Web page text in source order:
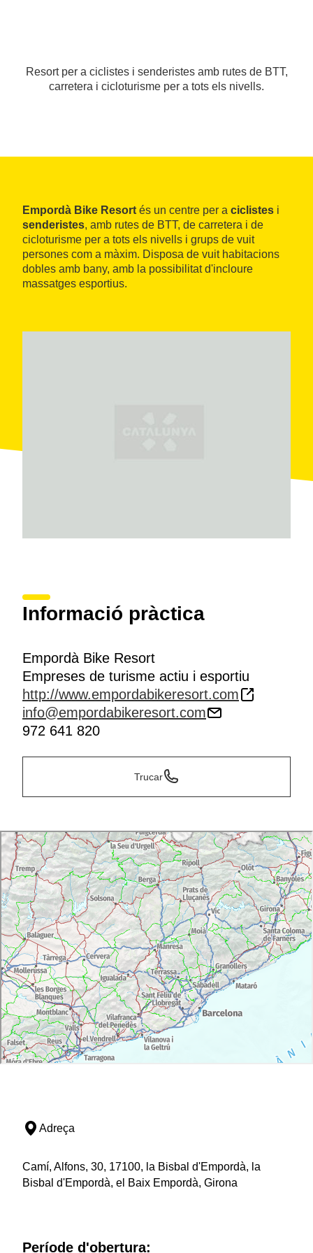
Resort per a ciclistes i senderistes amb rutes de BTT,
carretera i cicloturisme per a tots els nivells.
Empordà Bike Resort és un centre per a ciclistes i
senderistes, amb rutes de BTT, de carretera i de
cicloturisme per a tots els nivells i grups de vuit
persones com a màxim. Disposa de vuit habitacions
dobles amb bany, amb la possibilitat d'incloure
massatges esportius.
Informació pràctica
Empordà Bike Resort
Empreses de turisme actiu i esportiu
http://www.empordabikeresort.com
info@empordabikeresort.com
972 641 820
Trucar
Adreça
Camí, Alfons, 30, 17100, la Bisbal d'Empordà, la
Bisbal d'Empordà, el Baix Empordà, Girona
Període d'obertura: